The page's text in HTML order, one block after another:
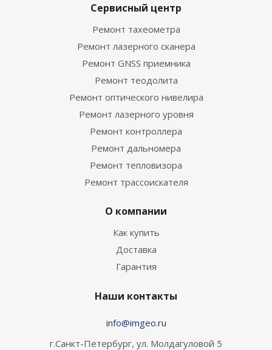
Сервисный центр
Ремонт тахеометра
Ремонт лазерного сканера
Ремонт GNSS приемника
Ремонт теодолита
Ремонт оптического нивелира
Ремонт лазерного уровня
Ремонт контроллера
Ремонт дальномера
Ремонт тепловизора
Ремонт трассоискателя
О компании
Как купить
Доставка
Гарантия
Наши контакты
info@imgeo.ru
г.Санкт-Петербург, ул. Молдагуловой 5